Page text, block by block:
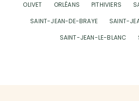
OLIVET
ORLÉANS PITHIVIERS
SAINT-JEAN-DE-BRAYE
SAINT-
SAINT-JEAN-LE-BLANC